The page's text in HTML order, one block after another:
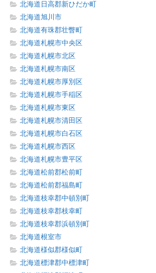
北海道日高郡新ひだか町
北海道旭川市
北海道有珠郡壮瞥町
北海道札幌市中央区
北海道札幌市北区
北海道札幌市南区
北海道札幌市厚別区
北海道札幌市手稲区
北海道札幌市東区
北海道札幌市清田区
北海道札幌市白石区
北海道札幌市西区
北海道札幌市豊平区
北海道松前郡松前町
北海道松前郡福島町
北海道枝幸郡中頓別町
北海道枝幸郡枝幸町
北海道枝幸郡浜頓別町
北海道根室市
北海道様似郡様似町
北海道標津郡中標津町